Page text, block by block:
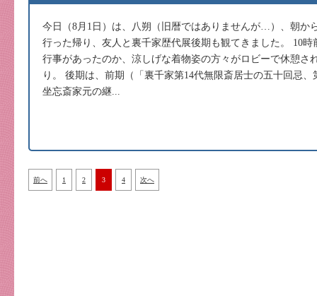
今日（8月1日）は、八朔（旧暦ではありませんが…）、朝か
行った帰り、友人と裏千家歴代展後期も観てきました。 10
行事があったのか、涼しげな着物姿の方々がロビーで休憩さ
り。 後期は、前期（「裏千家第14代無限斎居士の五十回忌
坐忘斎家元の継...
前へ 1 2 3 4 次へ